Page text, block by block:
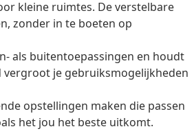
kleine ruimtes. De verstelbare
zonder in te boeten op
als buitentoepassingen en houdt
vergroot je gebruiksmogelijkheden
opstellingen maken die passen
het jou het beste uitkomt.